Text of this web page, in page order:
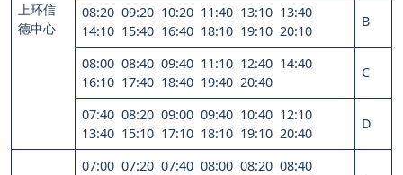
上环信
德中心
08:20 09:20 10:20 11:40 13:10 13:40
14:10 15:40 16:40 18:10 19:10 20:10
B
08:00 08:40 09:40 11:10 12:40 14:40
16:10 17:40 18:40 19:40 20:40
C
07:40 08:20 09:00 09:40 10:40 12:10
13:40 15:10 17:10 18:10 19:10 20:40
D
07:00 07:20 07:40 08:00 08:20 08:40